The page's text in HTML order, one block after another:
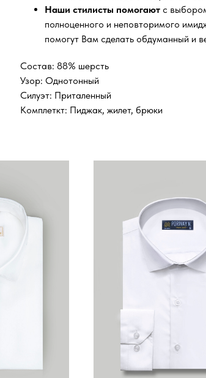
Наши стилисты помогают с
полноценного и неповторимого
помогут Вам сделать обдуманный и
Состав: 88% шерсть
Узор: Однотонный
Силуэт: Приталенный
Комплеткт: Пиджак, жилет, брюки